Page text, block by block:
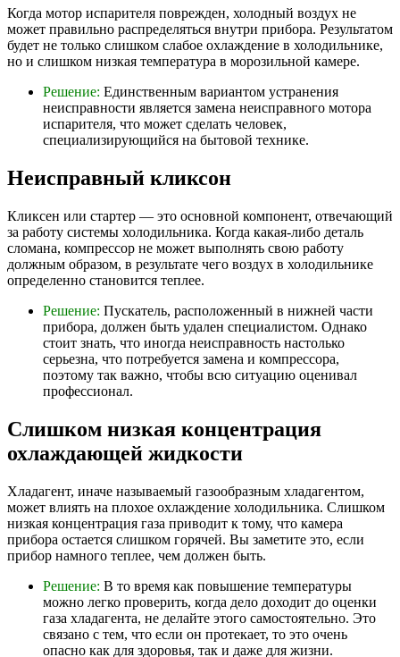
Когда мотор испарителя поврежден, холодный воздух не
может правильно распределяться внутри прибора. Результатом
будет не только слишком слабое охлаждение в холодильнике,
но и слишком низкая температура в морозильной камере.
Решение: Единственным вариантом устранения
неисправности является замена неисправного мотора
испарителя, что может сделать человек,
специализирующийся на бытовой технике.
Неисправный кликсон
Кликсен или стартер — это основной компонент, отвечающий
за работу системы холодильника. Когда какая-либо деталь
сломана, компрессор не может выполнять свою работу
должным образом, в результате чего воздух в холодильнике
определенно становится теплее.
Решение: Пускатель, расположенный в нижней части
прибора, должен быть удален специалистом. Однако
стоит знать, что иногда неисправность настолько
серьезна, что потребуется замена и компрессора,
поэтому так важно, чтобы всю ситуацию оценивал
профессионал.
Слишком низкая концентрация
охлаждающей жидкости
Хладагент, иначе называемый газообразным хладагентом,
может влиять на плохое охлаждение холодильника. Слишком
низкая концентрация газа приводит к тому, что камера
прибора остается слишком горячей. Вы заметите это, если
прибор намного теплее, чем должен быть.
Решение: В то время как повышение температуры
можно легко проверить, когда дело доходит до оценки
газа хладагента, не делайте этого самостоятельно. Это
связано с тем, что если он протекает, то это очень
опасно как для здоровья, так и даже для жизни.